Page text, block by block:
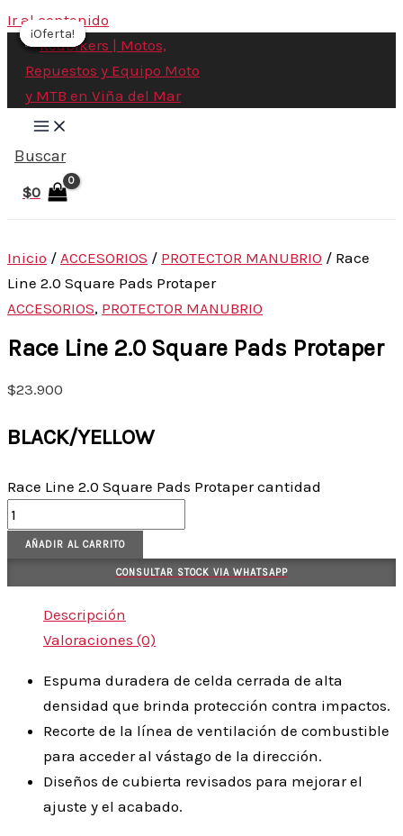
Ir al contenido
Buscar
$0
Inicio / ACCESORIOS / PROTECTOR MANUBRIO / Race
Line 2.0 Square Pads Protaper
ACCESORIOS, PROTECTOR MANUBRIO
Race Line 2.0 Square Pads Protaper
$23.900
BLACK/YELLOW
Race Line 2.0 Square Pads Protaper cantidad
AÑADIR AL CARRITO
CONSULTAR STOCK VIA WHATSAPP
Descripción
Valoraciones (0)
Espuma duradera de celda cerrada de alta
densidad que brinda protección contra impactos.
Recorte de la línea de ventilación de combustible
para acceder al vástago de la dirección.
Diseños de cubierta revisados para mejorar el
ajuste y el acabado.
¡Oferta!
¡Oferta!
¡Oferta!
¡Oferta!
¡Oferta!
¡Oferta!